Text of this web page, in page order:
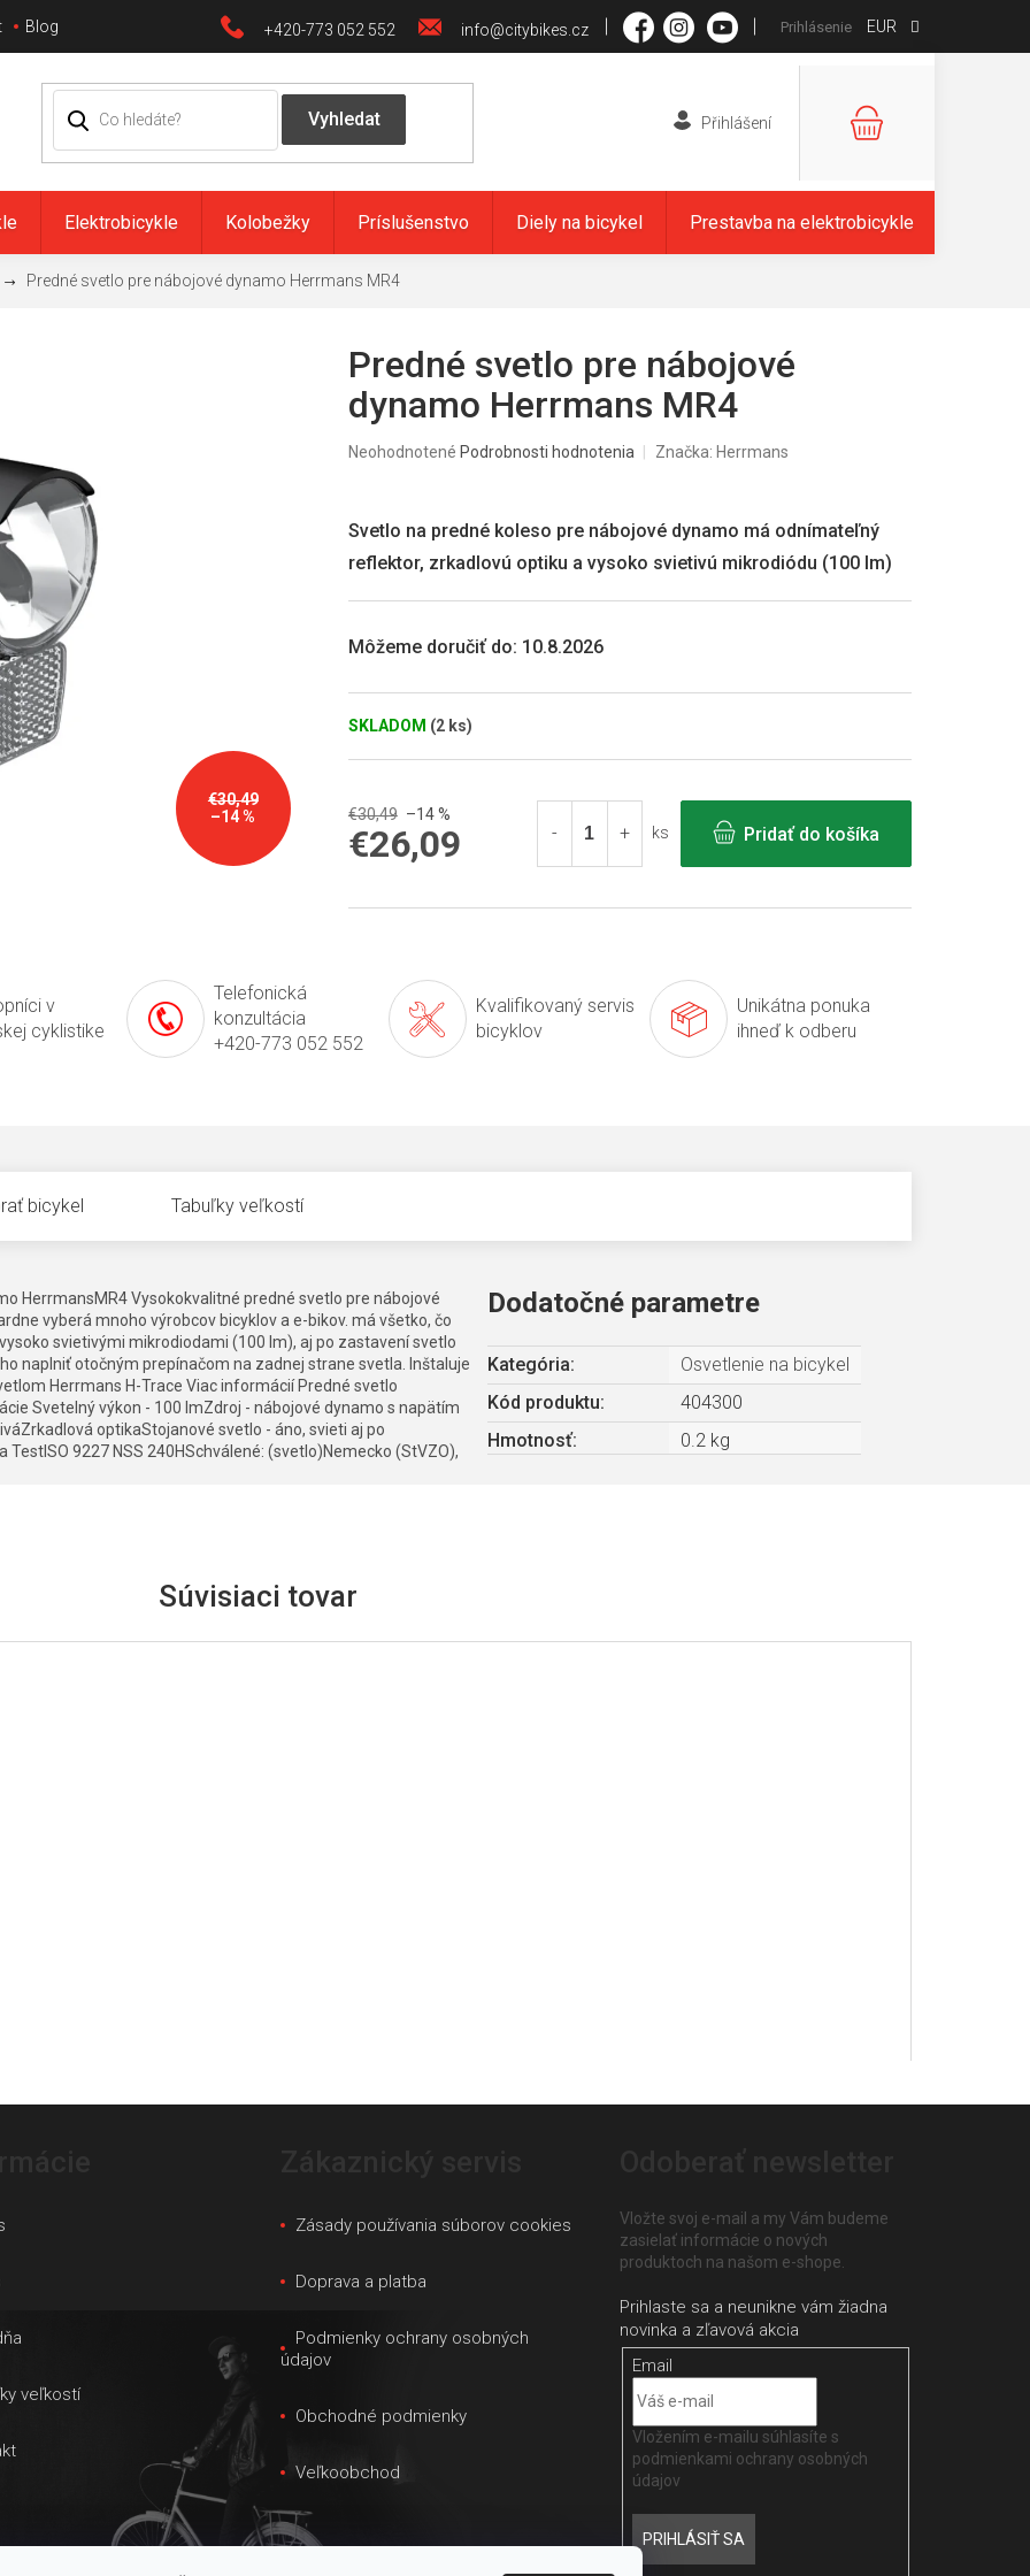
+420-773 052 552 info@citybikes.cz
Blog EUR
Prihlásenie
NÁKUPNÝ
Elektrobicykle Kolobežky Príslušenstvo Diely na bicykel Prestavba na elektrobicykle
Predné svetlo pre nábojové dynamo Herrmans MR4
€30,49
–14 %
SKLADOM (2 ks)
Môžeme doručiť do: 10.8.2026
Svetlo na predné koleso pre nábojové dynamo má odnímateľný
reflektor, zrkadlovú optiku a vysoko svietivú mikrodiódu (100 lm)
Predné svetlo pre nábojové
dynamo Herrmans MR4
Priemerné
0,0
5
Neohodnotené Podrobnosti hodnotenia Značka: Herrmans
€30,49 –14 %
€26,09 ks Pridať do košíka
v
cyklistike
Telefonická
konzultácia
+420-773 052 552
Kvalifikovaný servis
bicyklov
Unikátna ponuka
ihneď k odberu
Súvisiaci tovar
bicykel Tabuľky veľkostí
HerrmansMR4 Vysokokvalitné predné svetlo pre nábojové
vyberá mnoho výrobcov bicyklov a e-bikov. má všetko, čo
svietivými mikrodiodami (100 lm), aj po zastavení svetlo
naplniť otočným prepínačom na zadnej strane svetla. Inštaluje
Herrmans H-Trace Viac informácií Predné svetlo
Svetelný výkon - 100 lmZdroj - nábojové dynamo s napätím
optikaStojanové svetlo - áno, svieti aj po
9227 NSS 240HSchválené: (svetlo)Nemecko (StVZO),
Dodatočné parametre
Kategória:
Osvetlenie na bicykel
Kód produktu:
404300
Hmotnosť: 0.2 kg
veľkostí
Zásady používania súborov cookies
Doprava a platba
Podmienky ochrany osobných
údajov
Obchodné podmienky
Veľkoobchod
Vložte svoj e-mail a my Vám budeme
zasielať informácie o nových
produktoch na našom e-shope.
Email
Vložením e-mailu súhlasíte s
podmienkami ochrany osobných
údajov
PRIHLÁSIŤ SA